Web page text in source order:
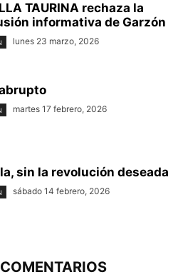
TAURINA rechaza la
informativa de Garzón
lunes 23 marzo, 2026
martes 17 febrero, 2026
sin la revolución deseada
sábado 14 febrero, 2026